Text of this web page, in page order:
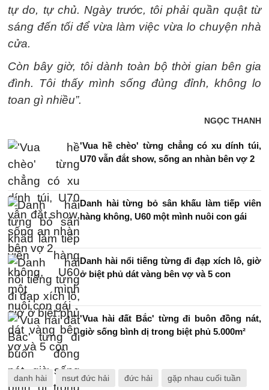
tự do, tự chủ. Ngày trước, tôi phải quần quật từ
sáng đến tối để vừa làm việc vừa lo chuyện nhà
cửa.
Còn bây giờ, tôi dành toàn bộ thời gian bên gia
đình. Tôi thấy mình sống đủng đỉnh, không lo
toan gì nhiều”.
NGỌC THANH
'Vua hề chèo' từng chẳng có xu dính túi,
U70 vẫn đắt show, sống an nhàn bên vợ 2
Danh hài từng bỏ sân khấu làm tiếp viên
hàng không, U60 một mình nuôi con gái
Danh hài nổi tiếng từng đi đạp xích lô, giờ
ở biệt phủ dát vàng bên vợ và 5 con
'Vua hài đất Bắc' từng đi buôn đồng nát,
giờ sống bình dị trong biệt phủ 5.000m²
danh hài nsưt đức hải đức hải gặp nhau cuối tuần